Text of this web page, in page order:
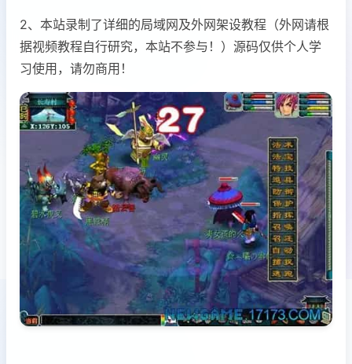
2、本站录制了详细的局域网及外网架设教程（外网请根
据视频教程自行研究，本站不参与！）源码仅供个人学
习使用，请勿商用！